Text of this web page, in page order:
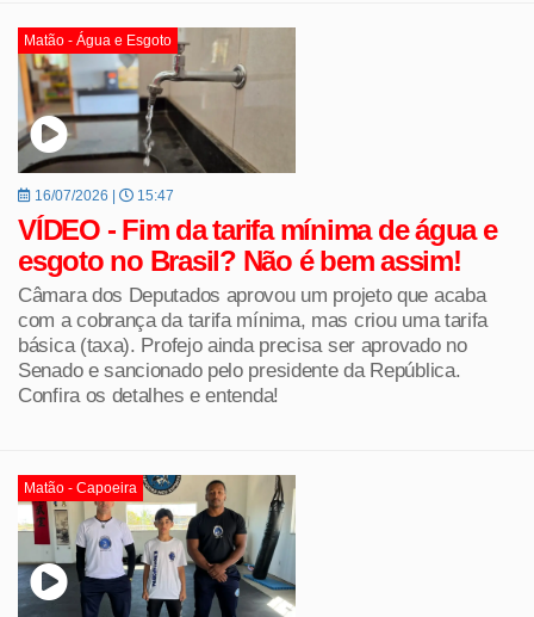
Matão - Água e Esgoto
16/07/2026 | 15:47
VÍDEO - Fim da tarifa mínima de água e
esgoto no Brasil? Não é bem assim!
Câmara dos Deputados aprovou um projeto que acaba
com a cobrança da tarifa mínima, mas criou uma tarifa
básica (taxa). Profejo ainda precisa ser aprovado no
Senado e sancionado pelo presidente da República.
Confira os detalhes e entenda!
Matão - Capoeira